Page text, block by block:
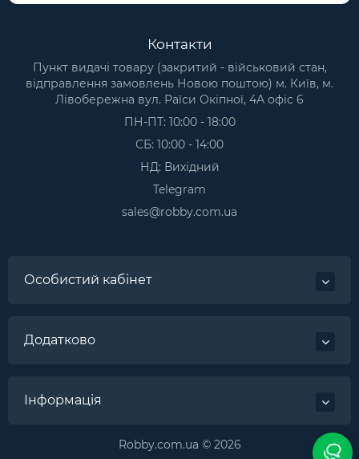
Контакти
Пункт видачі товару (закритий - військовий стан,
відправлення замовлень Новою поштою) м. Київ, м.
Лівобережна вул. Раїси Окіпної, 4А офіс 6
ПН-ПТ: 10:00 - 18:00
СБ: 10:00 - 14:00
НД: Вихідний
Telegram
sales@robby.com.ua
Особистий кабінет
Додатково
Інформація
Robby.com.ua © 2026